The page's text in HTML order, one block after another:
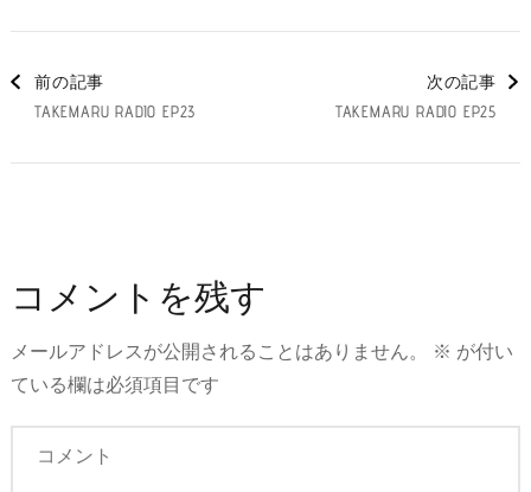
投
稿
ビ
ゲ
ー
前の記事
TAKEMARU RADIO EP23
次の記事
TAKEMARU RADIO EP25
コメントを残す
メールアドレスが公開されることはありません。 ※ が付い
ている欄は必須項目です